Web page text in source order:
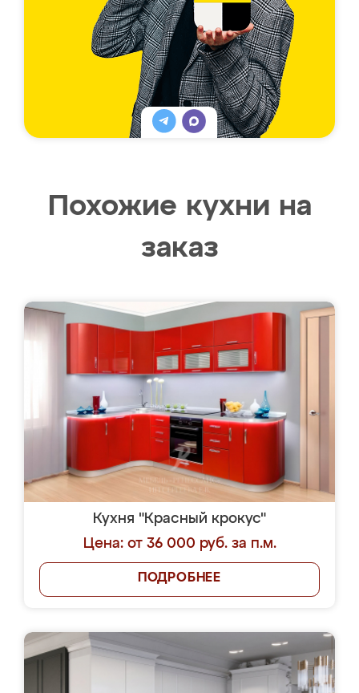
Похожие кухни на
заказ
Кухня "Красный крокус"
Цена: от 36 000 руб. за п.м.
ПОДРОБНЕЕ